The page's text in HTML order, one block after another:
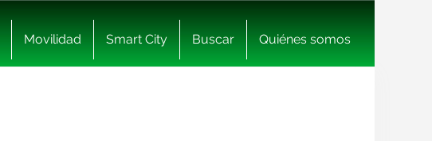
Movilidad Smart City Buscar Quiénes somos